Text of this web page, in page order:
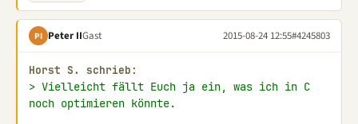
PI Peter IIGast 2015-08-24 12:55#4245803
Horst S. schrieb:
> Vielleicht fällt Euch ja ein, was ich in C
noch optimieren könnte.